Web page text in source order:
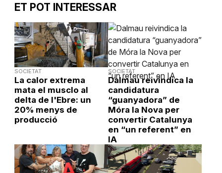
ET POT INTERESSAR
SOCIETAT
La calor extrema
mata el musclo al
delta de l'Ebre: un
20% menys de
producció
SOCIETAT
Dalmau reivindica la
candidatura
“guanyadora” de
Móra la Nova per
convertir Catalunya
en “un referent” en
IA